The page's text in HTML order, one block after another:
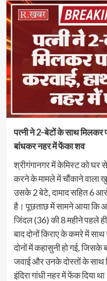
पत्नी ने 2-बेटों के साथ मिलकर
बांधकर नहर में फेंका शव
श्रीगंगानगर में केमिस्ट को घर
करने के मामले में चौंकाने वाला
उसके 2 बेटे, दामाद सहित 6
है। पूछताछ में सामने आया कि
जिंदल (36) की 8 महीने पहले
बाद दोनों किराए के कमरे में
दोनों में कहासुनी हो गई, जिसके
जवाई और उनके दोस्तों के साथ
इंदिरा गांधी नहर में फेंक दिया